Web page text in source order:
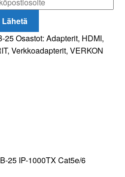
Lähetä
25Osastot: Adapterit, HDMI,
, Verkkoadapterit, VERKON
25 IP-1000TX Cat5e/6